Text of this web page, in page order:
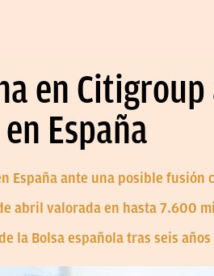
en
España
España ante una posible fusión
abril valorada en hasta 7.600
la Bolsa española tras seis